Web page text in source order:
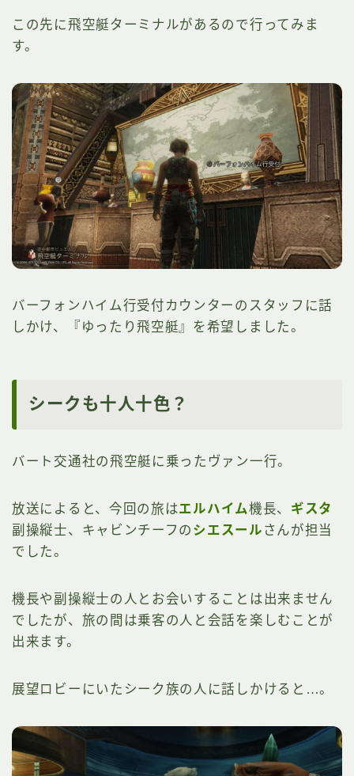
この先に飛空艇ターミナルがあるので行ってみま
す。
バーフォンハイム行受付カウンターのスタッフに話
しかけ、『ゆったり飛空艇』を希望しました。
シークも十人十色？
バート交通社の飛空艇に乗ったヴァン一行。
放送によると、今回の旅はエルハイム機長、 ギスタ
副操縦士、キャビンチーフの シエスール さんが担当
でした。
機長や副操縦士の人とお会いすることは出来ません
でしたが、旅の間は乗客の人と会話を楽しむことが
出来ます。
展望ロビーにいたシーク族の人に話しかけると…。